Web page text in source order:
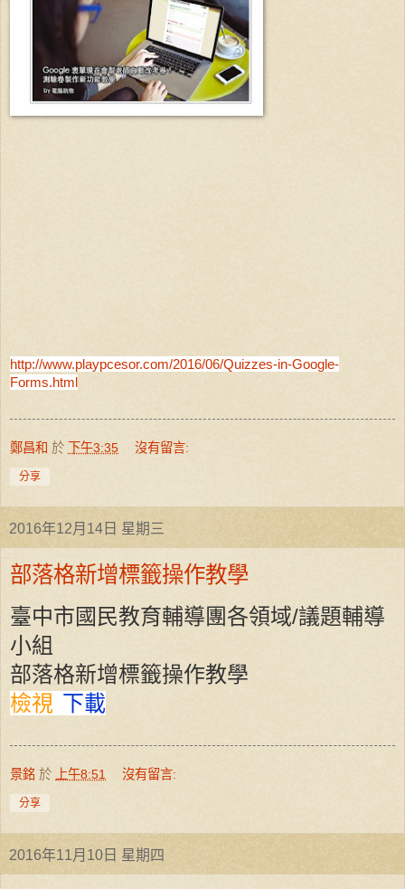
http://www.playpcesor.com/2016/06/Quizzes-in-Google-
Forms.html
鄭昌和 於 下午3:35 沒有留言:
分享
2016年12月14日 星期三
部落格新增標籤操作教學
臺中市國民教育輔導團各領域/議題輔導
小組
部落格新增標籤操作教學
檢視 下載
景銘 於 上午8:51 沒有留言:
分享
2016年11月10日 星期四